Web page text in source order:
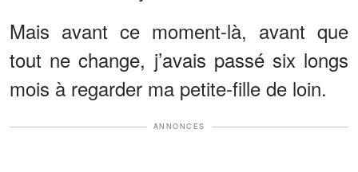
Mais avant ce moment-là, avant que
tout ne change, j’avais passé six longs
mois à regarder ma petite-fille de loin.
ANNONCES